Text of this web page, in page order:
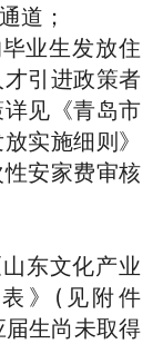
道；
业生发放住
引进政策者
见《青岛市
实施细则》
性安家费审核
东文化产业
》(见附件
生尚未取得